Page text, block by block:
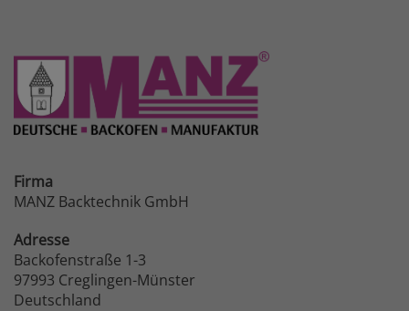
Firma
MANZ Backtechnik GmbH
Adresse
Backofenstraße 1-3
97993 Creglingen-Münster
Deutschland